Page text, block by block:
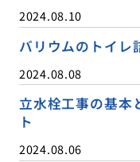
2024.08.10
バリウムのトイレ
2024.08.08
立水栓工事の基本
ト
2024.08.06